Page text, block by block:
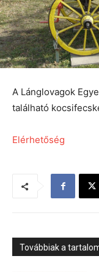
A Lánglovagok
található
Elérhetőség
Továbbiak a